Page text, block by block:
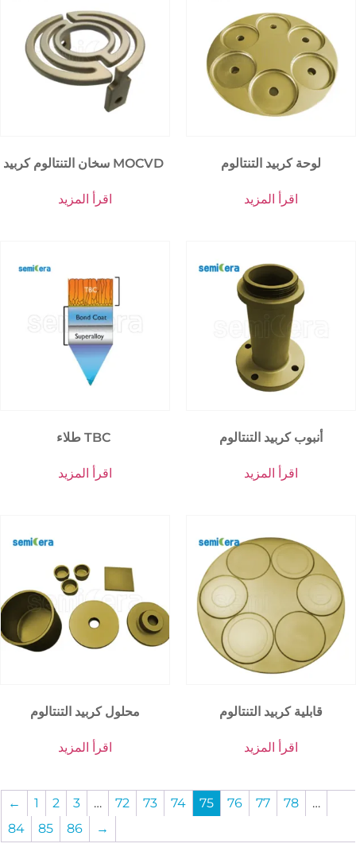
سخان التنتالوم كربيد MOCVD
اقرأ المزيد
لوحة كربيد التنتالوم
اقرأ المزيد
طلاء TBC
اقرأ المزيد
أنبوب كربيد التنتالوم
اقرأ المزيد
محلول كربيد التنتالوم
اقرأ المزيد
قابلية كربيد التنتالوم
اقرأ المزيد
← 1 2 3 … 72 73 74 75 76 77 78
…
84
85 86 →